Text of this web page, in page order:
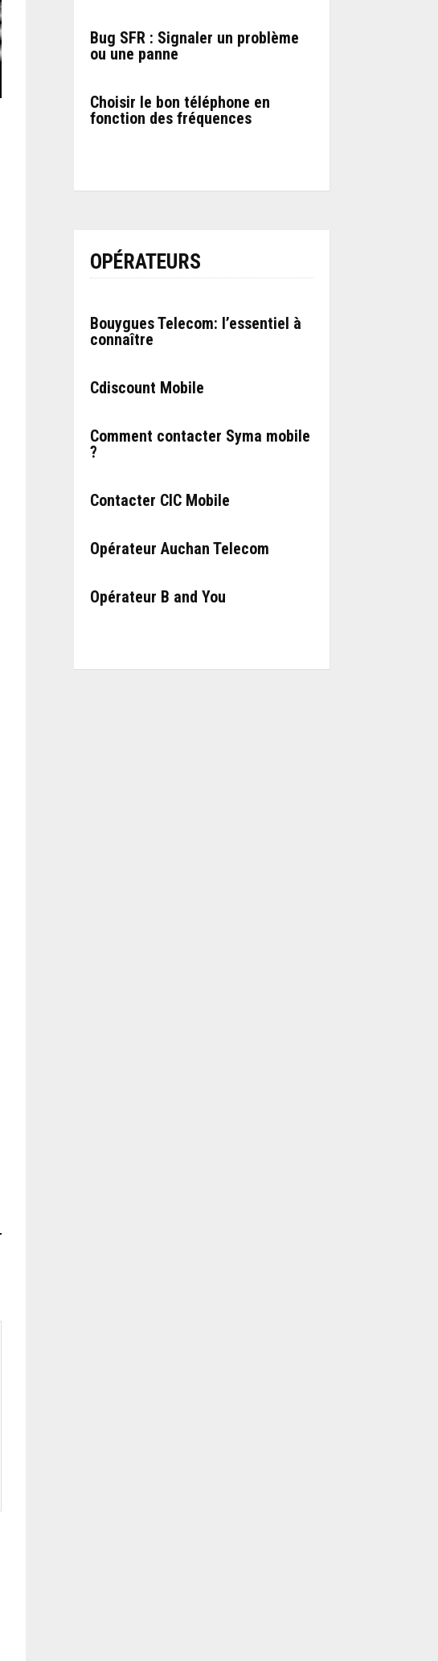
Bug SFR : Signaler un problème
ou une panne
Choisir le bon téléphone en
fonction des fréquences
OPÉRATEURS
Bouygues Telecom: l’essentiel à
connaître
Cdiscount Mobile
Comment contacter Syma mobile
?
Contacter CIC Mobile
Opérateur Auchan Telecom
Opérateur B and You